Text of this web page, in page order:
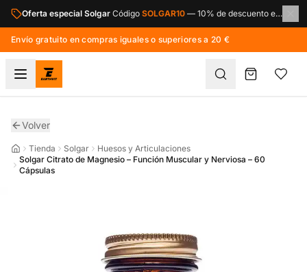
Saltar al contenido principal
Oferta especial Solgar Código SOLGAR10 — 10% de descuento en toda la marca Solgar.
Envío gratuito en compras iguales o superiores a 20 €
Volver
Tienda Solgar
Huesos y Articulaciones
Solgar Citrato de Magnesio – Función Muscular y Nerviosa – 60
Cápsulas